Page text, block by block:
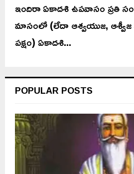
ఇందిరా ఏకాదశి ఉపవాసం ప్రతి
మాసంలో (లేదా ఆశ్వయుజ, ఆశ్వీజ
పక్షం) ఏకాదశి...
POPULAR POSTS